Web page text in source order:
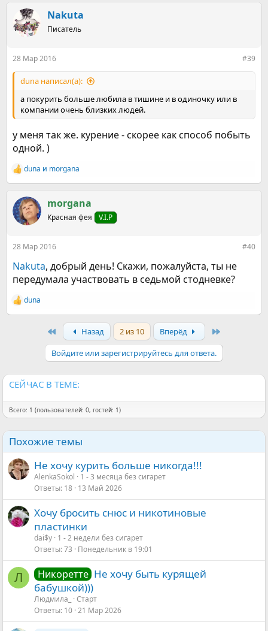
ц
и
Nakuta
Писатель
28 Мар 2016 #39
duna написал(а):
а покурить больше любила в тишине и в одиночку или в
компании очень близких людей.
у меня так же. курение - скорее как способ побыть
одной. )
Р
е
к
ц
и
duna и morgana
morgana
Красная фея V.I.P
28 Мар 2016 #40
Nakuta, добрый день! Скажи, пожалуйста, ты не
передумала участвовать в седьмой стодневке?
Р
е
duna
Назад 2 из 10 Вперёд
Войдите или зарегистрируйтесь для ответа.
СЕЙЧАС В ТЕМЕ:
Всего: 1 (пользователей: 0, гостей: 1)
Похожие темы
Не хочу курить больше никогда!!!
AlenkaSokol
1 - 3 месяца без сигарет
Ответы 18 13 Май 2026
Хочу бросить снюс и никотиновые
пластинки
dai$y 1 - 2 недели без сигарет
Ответы 73 Понедельник в 19:01
Л Никоретте Не хочу быть курящей
бабушкой)))
Людмила_
Старт
Ответы 10 21 Мар 2026